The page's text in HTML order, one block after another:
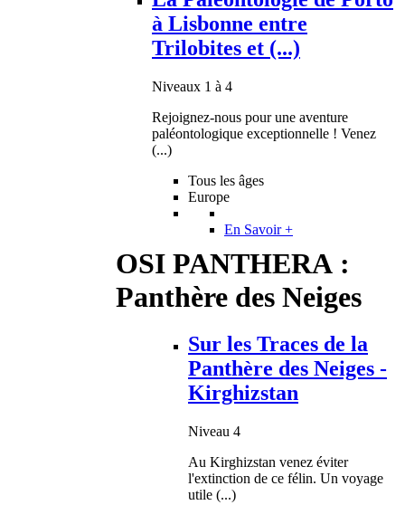
à Lisbonne entre
Trilobites et (...)
Niveaux 1 à 4
Rejoignez-nous pour une aventure
paléontologique exceptionnelle ! Venez
(...)
Tous les âges
Europe
En Savoir +
OSI PANTHERA :
Panthère des Neiges
Sur les Traces de la
Panthère des Neiges -
Kirghizstan
Niveau 4
Au Kirghizstan venez éviter
l'extinction de ce félin. Un voyage
utile (...)